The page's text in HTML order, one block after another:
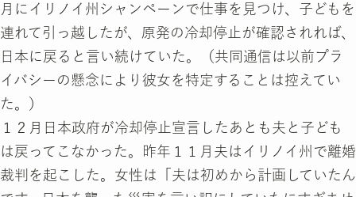
月にイリノイ州シャンペーンで仕事を見つけ、子どもを
連れて引っ越したが、原発の冷却停止が確認されれば、
日本に戻ると言い続けていた。（共同通信は以前プラ
イバシーの懸念により彼女を特定することは控えてい
た。）
１２月日本政府が冷却停止宣言したあとも夫と子ども
は戻ってこなかった。昨年１１月夫はイリノイ州で離婚
裁判を起こした。女性は「夫は初めから計画していたん